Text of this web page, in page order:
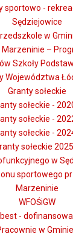
sportowo -
Sędziejowice
w
Marzeninie –
Szkoły
Województwa
Granty sołeckie
sołeckie -
sołeckie -
sołeckie -
sołeckie
w
sportowego
Marzeninie
WFOŚiGW
-
w